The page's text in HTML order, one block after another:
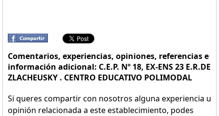
Comentarios, experiencias, opiniones, referencias e
información adicional: C.E.P. Nº 18, EX-ENS 23 E.R.DE
ZLACHEUSKY . CENTRO EDUCATIVO POLIMODAL
Si queres compartir con nosotros alguna experiencia u
opinión relacionada a este establecimiento, podes